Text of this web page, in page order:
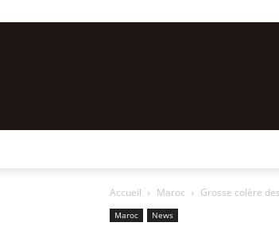
Accueil Maroc Grosse colère
Maroc News